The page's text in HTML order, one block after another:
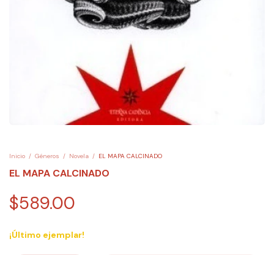
Inicio / Géneros / Novela / EL MAPA CALCINADO
EL MAPA CALCINADO
$589.00
¡Último ejemplar!